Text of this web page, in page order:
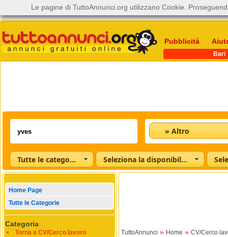
Pubblicità
Bari
» Altro
Tutte le categorie Seleziona la disponibilità
Home Page
Tutte le Categorie
Categoria
Torna a CV/Cerco lavoro TuttoAnnunci » Home » CV/Cerco
Le pagine di TuttoAnnunci.org utilizzano Cookie.